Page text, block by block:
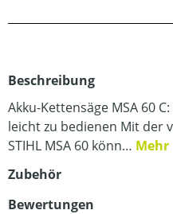
Beschreibung
Akku-Kettensäge MSA 60
leicht zu bedienen Mit der
STIHL MSA 60 könn… Mehr
Zubehör
Bewertungen